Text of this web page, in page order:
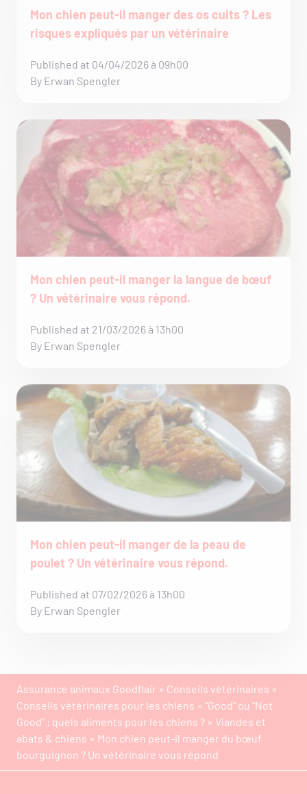
Mon chien peut-il manger des os cuits ? Les
risques expliqués par un vétérinaire
Published at 04/04/2026 à 09h00
By Erwan Spengler
Mon chien peut-il manger la langue de bœuf
? Un vétérinaire vous répond.
Published at 21/03/2026 à 13h00
By Erwan Spengler
Mon chien peut-il manger de la peau de
poulet ? Un vétérinaire vous répond.
Published at 07/02/2026 à 13h00
By Erwan Spengler
Assurance animaux Goodflair » Conseils vétérinaires »
Conseils vétérinaires pour les chiens » "Good" ou "Not
Good" : quels aliments pour les chiens ? » Viandes et
abats & chiens » Mon chien peut-il manger du bœuf
bourguignon ? Un vétérinaire vous répond